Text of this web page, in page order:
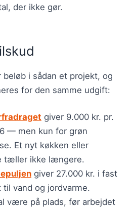
der ikke gør.
i sådan et projekt, og
for den samme udgift:
giver 9.000 kr. pr.
— men kun for grøn
Et nyt køkken eller
tæller ikke længere.
giver 27.000 kr. i fast
vand og jordvarme.
være på plads, før arbejdet